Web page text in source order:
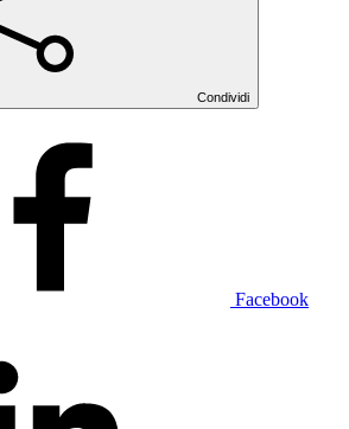
Condividi
Facebook